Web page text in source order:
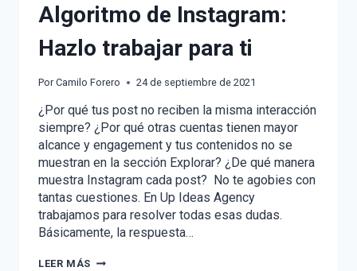
Algoritmo de Instagram:
Hazlo trabajar para ti
Por Camilo Forero 24 de septiembre de 2021
¿Por qué tus post no reciben la misma interacción
siempre? ¿Por qué otras cuentas tienen mayor
alcance y engagement y tus contenidos no se
muestran en la sección Explorar? ¿De qué manera
muestra Instagram cada post? No te agobies con
tantas cuestiones. En Up Ideas Agency
trabajamos para resolver todas esas dudas.
Básicamente, la respuesta…
LEER MÁS ALGORITMO